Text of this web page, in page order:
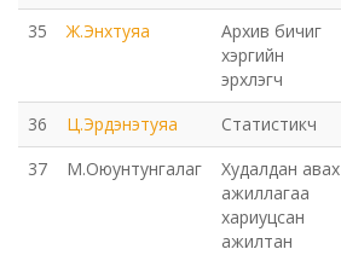
35 Ж.Энхтуяа
Архив бичиг
хэргийн
эрхлэгч
36 Ц.Эрдэнэтуяа Статистикч
37
М.Оюунтунгалаг
Худалдан авах
ажиллагаа
хариуцсан
ажилтан